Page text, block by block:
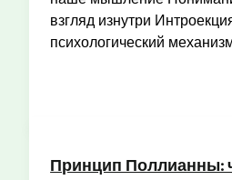
взгляд изнутри
психологический
Принцип Поллианны: